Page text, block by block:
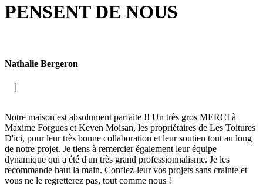
PENSENT DE NOUS
Nathalie Bergeron
|
Notre maison est absolument parfaite !! Un très gros MERCI à
Maxime Forgues et Keven Moisan, les propriétaires de Les Toitures
D'ici, pour leur très bonne collaboration et leur soutien tout au long
de notre projet. Je tiens à remercier également leur équipe
dynamique qui a été d'un très grand professionnalisme. Je les
recommande haut la main. Confiez-leur vos projets sans crainte et
vous ne le regretterez pas, tout comme nous !